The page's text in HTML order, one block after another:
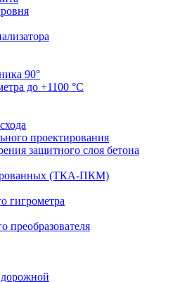
90°
до +1100 °С
проектирования
защитного слоя бетона
(ТКА-ПКМ)
гигрометра
преобразователя